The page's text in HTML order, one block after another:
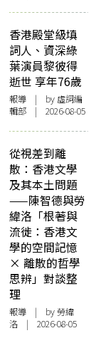
香港殿堂級填
詞人、資深綠
葉演員黎彼得
逝世 享年76歲
報導 | by 虛詞編
輯部 | 2026-08-05
從視差到離
散：香港文學
及其本土問題
——陳智德與勞
緯洛「根著與
流徙：香港文
學的空間記憶
× 離散的哲學
思辨」對談整
理
報導 | by 勞緯
洛 | 2026-08-05